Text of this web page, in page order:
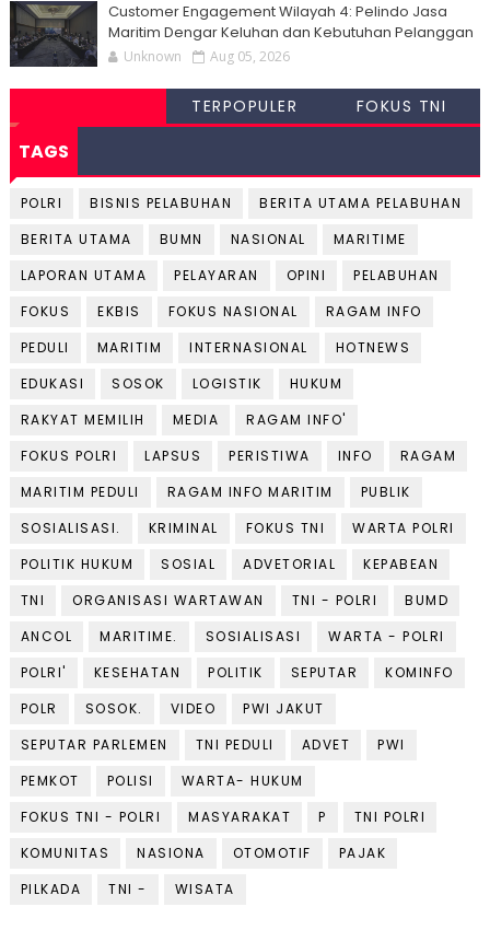
Customer Engagement Wilayah 4: Pelindo Jasa
Maritim Dengar Keluhan dan Kebutuhan Pelanggan
Unknown Aug 05, 2026
TERPOPULER FOKUS TNI
TAGS
POLRI BISNIS PELABUHAN
BERITA UTAMA PELABUHAN
BERITA UTAMA
BUMN NASIONAL
MARITIME
LAPORAN UTAMA
PELAYARAN OPINI
PELABUHAN
FOKUS
EKBIS FOKUS NASIONAL
RAGAM INFO
PEDULI
MARITIM INTERNASIONAL
HOTNEWS
EDUKASI
SOSOK LOGISTIK
HUKUM
RAKYAT MEMILIH
MEDIA
RAGAM INFO'
FOKUS POLRI
LAPSUS PERISTIWA INFO
RAGAM
MARITIM PEDULI
RAGAM INFO MARITIM
PUBLIK
SOSIALISASI.
KRIMINAL FOKUS TNI
WARTA POLRI
POLITIK HUKUM
SOSIAL ADVETORIAL
KEPABEAN
TNI
ORGANISASI WARTAWAN TNI - POLRI
BUMD
ANCOL
MARITIME. SOSIALISASI
WARTA - POLRI
POLRI'
KESEHATAN POLITIK SEPUTAR
KOMINFO
POLR
SOSOK. VIDEO
PWI JAKUT
SEPUTAR PARLEMEN
TNI PEDULI ADVET
PWI
PEMKOT
POLISI
WARTA- HUKUM
FOKUS TNI - POLRI
MASYARAKAT P
TNI POLRI
KOMUNITAS
NASIONA OTOMOTIF
PAJAK
PILKADA
TNI - WISATA